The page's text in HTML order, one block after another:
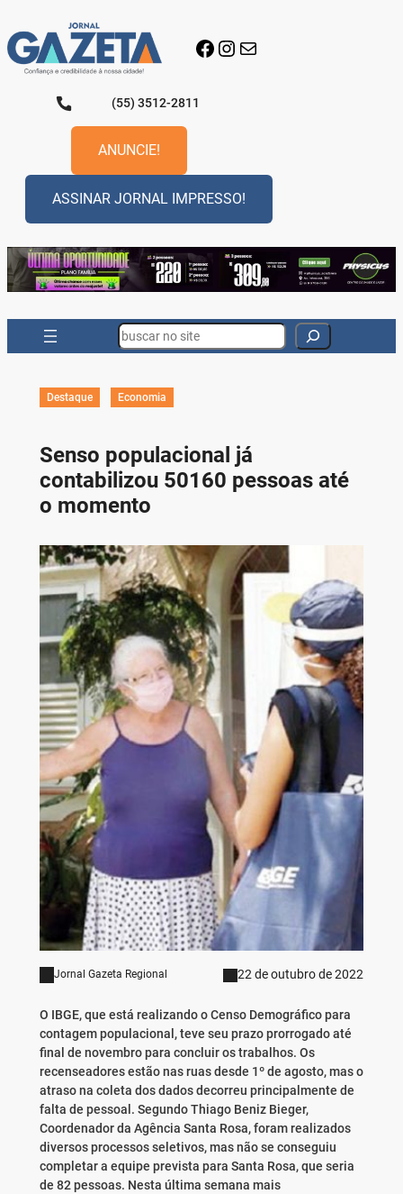
para
o
conteúdo
Facebook
Instagram
E-mail
(55) 3512-2811
ANUNCIE!
ASSINAR JORNAL IMPRESSO!
Search
Destaque Economia
Senso populacional já
contabilizou 50160 pessoas até
o momento
Jornal Gazeta Regional 22 de outubro de 2022
O IBGE, que está realizando o Censo Demográfico para
contagem populacional, teve seu prazo prorrogado até
final de novembro para concluir os trabalhos. Os
recenseadores estão nas ruas desde 1º de agosto, mas o
atraso na coleta dos dados decorreu principalmente de
falta de pessoal. Segundo Thiago Beniz Bieger,
Coordenador da Agência Santa Rosa, foram realizados
diversos processos seletivos, mas não se conseguiu
completar a equipe prevista para Santa Rosa, que seria
de 82 pessoas. Nesta última semana mais